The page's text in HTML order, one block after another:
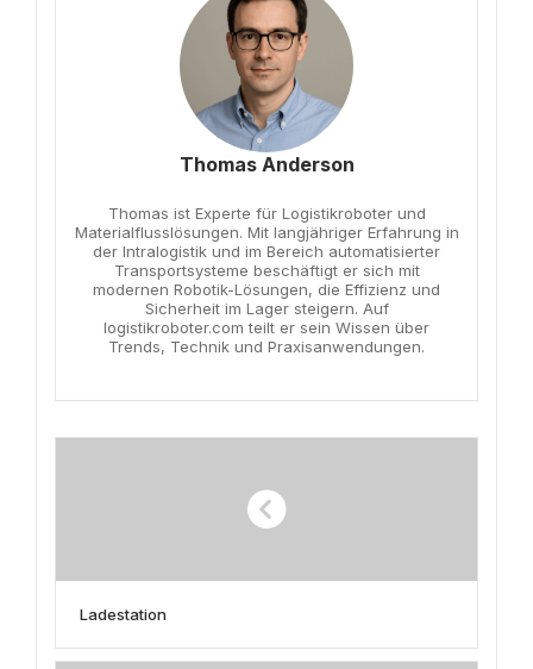
Thomas Anderson
Thomas ist Experte für Logistikroboter und
Materialflusslösungen. Mit langjähriger Erfahrung in
der Intralogistik und im Bereich automatisierter
Transportsysteme beschäftigt er sich mit
modernen Robotik-Lösungen, die Effizienz und
Sicherheit im Lager steigern. Auf
logistikroboter.com teilt er sein Wissen über
Trends, Technik und Praxisanwendungen.
Ladestation